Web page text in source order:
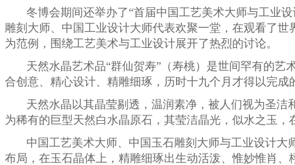
冬博会期间还举办了“首届中国工艺美术大师与工业
雕刻大师、中国工业设计大师代表欢聚一堂，在观看了
为范例，围绕工艺美术与工业设计展开了热烈的讨论。
天然水晶艺术品“群仙贺寿”（寿桃）是世间罕有的
合创意、精心设计、精雕细琢，历时十九个月才得以完
天然水晶以其晶莹剔透，温润素净，被人们视为圣
为稀有的巨型天然白水晶原石，其莹洁晶光，似水之玉
中国工艺美术大师、中国玉石雕刻大师与工业设计
布局，在玉石晶体上，精雕细琢出生动活泼、惟妙惟肖